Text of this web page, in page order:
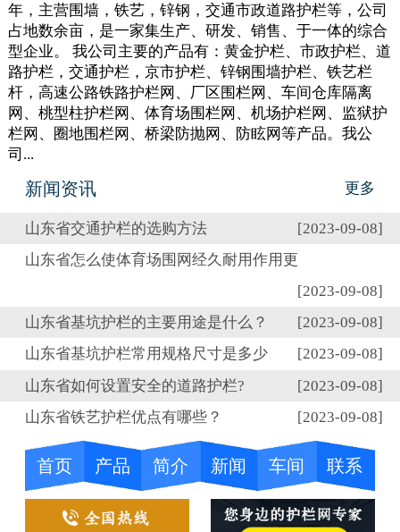
年，主营围墙，铁艺，锌钢，交通市政道路护栏等，公司
占地数余亩，是一家集生产、研发、销售、于一体的综合
型企业。 我公司主要的产品有：黄金护栏、市政护栏、道
路护栏，交通护栏，京市护栏、锌钢围墙护栏、铁艺栏
杆，高速公路铁路护栏网、厂区围栏网、车间仓库隔离
网、桃型柱护栏网、体育场围栏网、机场护栏网、监狱护
栏网、圈地围栏网、桥梁防抛网、防眩网等产品。我公
司...
新闻资讯 更多
山东省交通护栏的选购方法
[2023-09-08]
山东省怎么使体育场围网经久耐用作用更
[2023-09-08]
山东省基坑护栏的主要用途是什么？
[2023-09-08]
山东省基坑护栏常用规格尺寸是多少
[2023-09-08]
山东省如何设置安全的道路护栏?
[2023-09-08]
山东省铁艺护栏优点有哪些？
[2023-09-08]
首页 产品 简介 新闻 车间 联系